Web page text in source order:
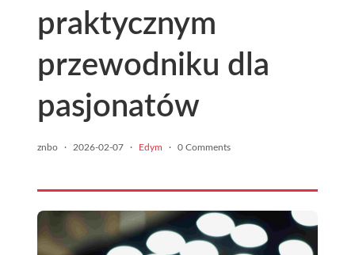
praktycznym
przewodniku dla
pasjonatów
znbo · 2026-02-07 · Edym · 0 Comments